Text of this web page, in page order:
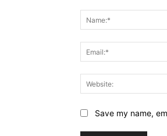
Save my name,